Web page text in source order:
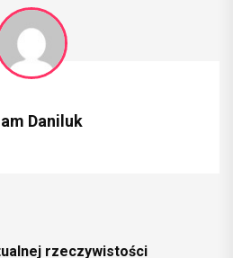
Daniluk
rzeczywistości